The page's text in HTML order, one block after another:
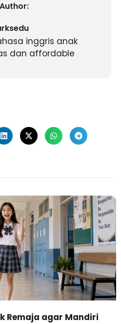
Author:
inggris anak
dan affordable
Remaja agar Mandiri